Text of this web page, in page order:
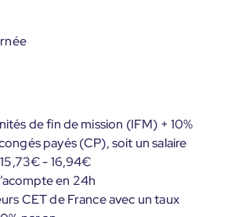
de fin de mission (IFM) + 10%
payés (CP), soit un salaire
- 16,94€
en 24h
CET de France avec un taux